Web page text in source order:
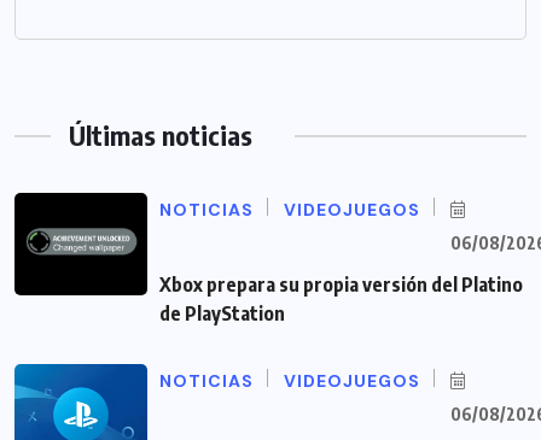
Últimas noticias
NOTICIAS VIDEOJUEGOS
06/08/
Xbox prepara su propia versión del Platino
de PlayStation
NOTICIAS VIDEOJUEGOS
06/08/